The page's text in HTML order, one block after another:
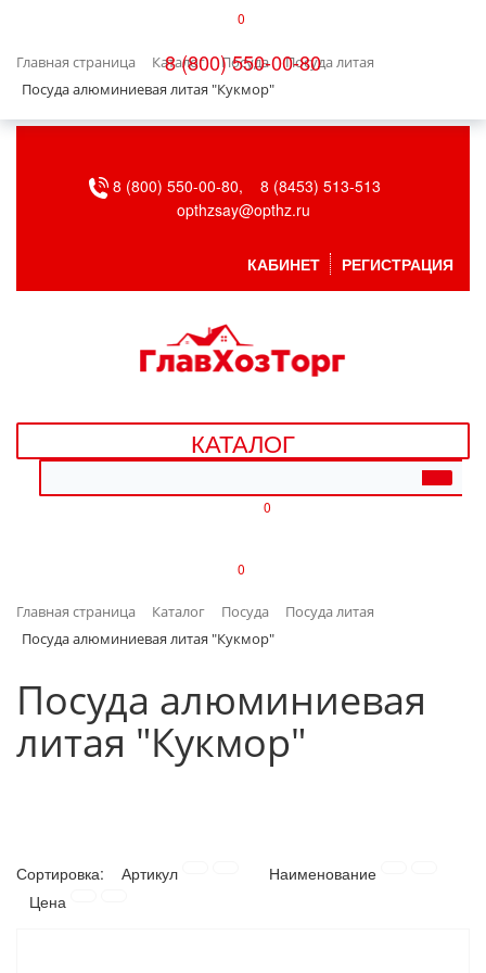
0
8 (800) 550-00-80
Главная страница Каталог Посуда
Посуда литая
Посуда алюминиевая литая "Кукмор"
БЫТОВАЯ ТЕХНИКА
ВЕНТИЛЯЦИЯ
ДАЧА, САД И ОГОРОД
ДЕТСКИЕ ТОВАРЫ
ИНТЕРЬЕР
КЛИМАТИЧЕСКАЯ ТЕХНИКА
НАСОСНОЕ ОБОРУДОВАНИЕ
8 (800) 550-00-80,
8 (8453) 513-513
opthzsay@opthz.ru
КАБИНЕТ РЕГИСТРАЦИЯ
КАТАЛОГ
0
0
Главная страница Каталог Посуда
Посуда литая
Посуда алюминиевая литая "Кукмор"
Посуда алюминиевая
литая "Кукмор"
Сортировка: Артикул
Наименование
Цена